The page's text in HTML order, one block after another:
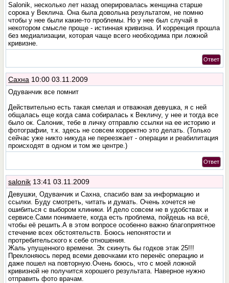
Salonik, несколько лет назад оперировалась женщина старше
сорока у Веклича. Она была довольна результатом, не помню
чтобы у нее были какие-то проблемы. Но у нее был случай в
некотором смысле проще - истинная кривизна. И коррекция прошла
без медиализации, которая чаще всего необходима при ложной
кривизне.
Ответ
Сахна 10:00 03.11.2009
Одуванчик все помнит
Действительно есть такая смелая и отважная девушка, я с ней
общалась еще когда сама собиралась к Векличу, у нее и тогда все
было ок. Салоник, тебе в личку отправлю ссылки на ее историю и
фотографии, т.к. здесь не совсем корректно это делать. (Только
сейчас уже никто никуда не переезжает - операции и реабилитация
происходят в одном и том же центре.)
Ответ
salonik 13:41 03.11.2009
Девушки, Одуванчик и Сахна, спасибо вам за информацию и
ссылки. Буду смотреть, читать и думать. Очень хочется не
ошибиться с выбором клиники. И дело совсем не в удобствах и
сервисе.Сами понимаете, когда есть проблема, пойдешь на всё,
чтобы её решить.А в этом вопросе особенно важно благоприятное
стечение всех обстоятельств. Боюсь непонятости и
протребительского к себе отношения.
Жаль упущенного времени. Эх скинуть бы годков этак 25!!!
Преклоняюсь перед всеми девочками кто перенёс операцию и
даже пошел на повторную.Очень боюсь, что с моей ложной
кривизной не получится хорошего результата. Наверное нужно
отправить фото врачам.